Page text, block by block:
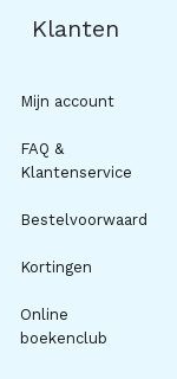
Klanten
Mijn account
FAQ &
Klantenservice
Bestelvoorwaarden
Kortingen
Online
boekenclub